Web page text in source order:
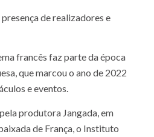
de realizadores e
francês faz parte da época
que marcou o ano de 2022
e eventos.
produtora Jangada, em
de França, o Instituto